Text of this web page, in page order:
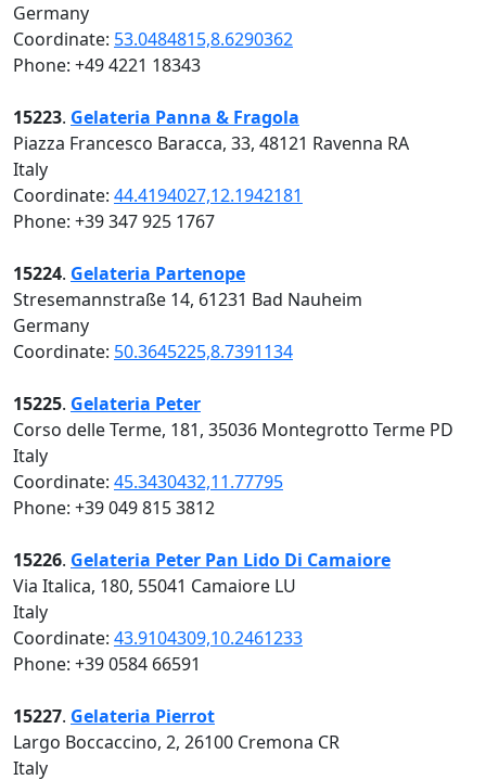
Germany
Coordinate: 53.0484815,8.6290362
Phone: +49 4221 18343
15223. Gelateria Panna & Fragola
Piazza Francesco Baracca, 33, 48121 Ravenna RA
Italy
Coordinate: 44.4194027,12.1942181
Phone: +39 347 925 1767
15224. Gelateria Partenope
Stresemannstraße 14, 61231 Bad Nauheim
Germany
Coordinate: 50.3645225,8.7391134
15225. Gelateria Peter
Corso delle Terme, 181, 35036 Montegrotto Terme PD
Italy
Coordinate: 45.3430432,11.77795
Phone: +39 049 815 3812
15226. Gelateria Peter Pan Lido Di Camaiore
Via Italica, 180, 55041 Camaiore LU
Italy
Coordinate: 43.9104309,10.2461233
Phone: +39 0584 66591
15227. Gelateria Pierrot
Largo Boccaccino, 2, 26100 Cremona CR
Italy